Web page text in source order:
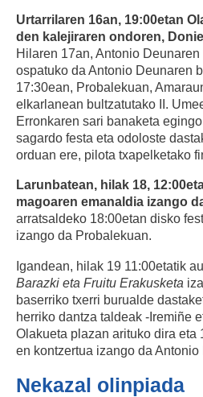
Urtarrilaren 16an, 19:00etan
den kalejiraren ondoren,
Hilaren 17an, Antonio
ospatuko da Antonio Deunaren
17:30ean, Probalekuan,
elkarlanean bultzatutako II.
Erronkaren sari banaketa
sagardo festa eta odoloste
orduan ere, pilota txapelketako
Larunbatean, hilak 18,
magoaren emanaldia izango
arratsaldeko 18:00etan disko
izango da Probalekuan.
Igandean, hilak 19 11:00etatik
Barazki eta Fruitu Erakusketa
baserriko txerri burualde
herriko dantza taldeak -Iremiñe
Olakueta plazan arituko dira eta
en kontzertua izango da Antonio
Nekazal olinpiada